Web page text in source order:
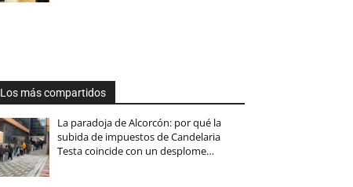
Los más compartidos
La paradoja de Alcorcón: por qué la
subida de impuestos de Candelaria
Testa coincide con un desplome…